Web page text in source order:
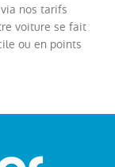
nos tarifs
voiture se fait
ou en points